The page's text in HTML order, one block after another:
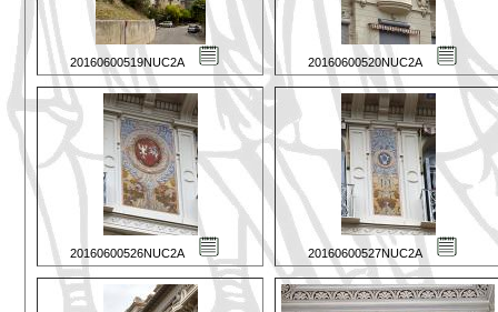
20160600519NUC2A 20160600520NUC2A
20160600526NUC2A 20160600527NUC2A